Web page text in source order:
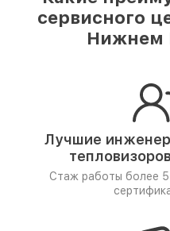
сервисного
Нижнем
Лучшие
Стаж работы более 5